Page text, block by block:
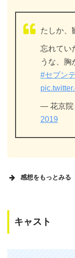
たしか、
忘れてい
うな、胸
#セブン
— 花京院
2019
感想をもっとみる
キャスト